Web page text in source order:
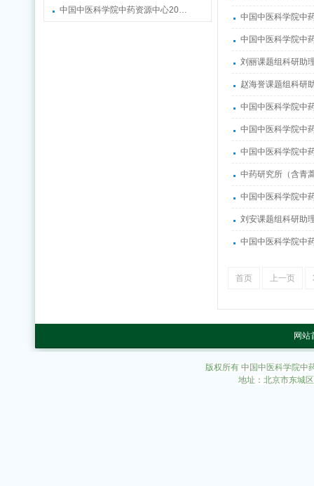
中国中医科学院中药资源中心20…
中国中医科学院中
中国中医科学院中
刘丽课题组科研助
赵海誉课题组科研
中国中医科学院中
中国中医科学院中
中国中医科学院中
中药研究所（含青
中国中医科学院中
刘安课题组科研助
中国中医科学院中
首页 上一页
网站
版权所有 中国中医科学院中
地址：北京市东城